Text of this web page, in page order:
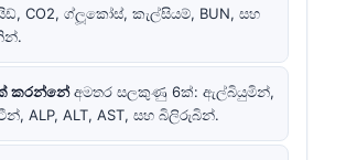
CO2, ග්ලූකෝස්, කැල්සියම්, BUN, සහ
කරන්නේඅමතර සලකුණු 6ක්: ඇල්බියුමින්,
ALP, ALT, AST, සහ බිලිරුබින්.